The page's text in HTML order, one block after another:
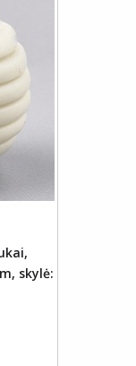
skylė: